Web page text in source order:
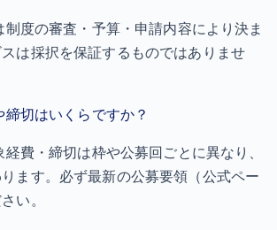
制度の審査・予算・申請内容により決ま
は採択を保証するものではありませ
切はいくらですか？
費・締切は枠や公募回ごとに異なり、
ます。必ず最新の公募要領（公式ペー
い。